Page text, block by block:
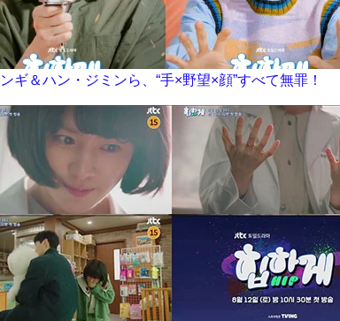
ギ＆ハン・ジミンら、“手×野望×顔”すべて無罪！